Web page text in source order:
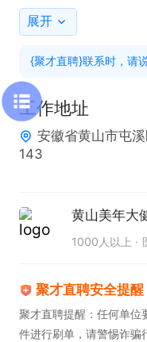
的检查结论及建议
签字确认；在体检
重受检客人的隐私权
如未婚女性要求检查
3、体检中遇到疑难
面登记，及时报告客
尽快复查或进一步
置，立即报告主任，
4、体检过程中及受
展开
{聚才直聘}联系时，请
工作地址
安徽省黄山市屯
143
黄山美年大
1000人以上
聚才直聘安全提醒
聚才直聘提醒：任何单位
件进行刷单，请警惕诈骗